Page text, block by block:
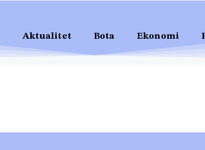
Aktualitet Bota Ekonomi